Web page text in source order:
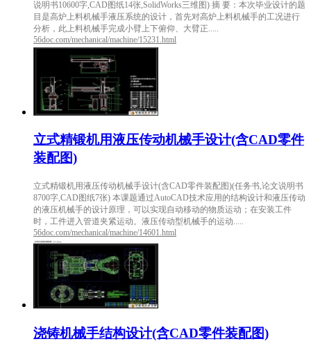
说明书10600字,CAD图纸14张,SolidWorks三维图) 摘 要：本次毕业设计的题
目是高炉上料机械手液压系统的设计，首先对高炉上料机械手的工况进行
分析，此上料机械手完成小臂上下俯仰、大臂正.....
56doc.com/mechanical/machine/15231.html
立式精锻机用液压传动机械手设计(含CAD零件
装配图)
立式精锻机用液压传动机械手设计(含CAD零件装配图)(任务书,论文说明书
8700字,CAD图纸7张) 本课题通过AutoCAD技术应用的结构设计和液压传动
的液压机械手的设计原理，可以实现自动移动的物质运动；在安装工件
时，工件进入管道夹紧运动。液压传动型机械手的运动.....
56doc.com/mechanical/machine/14601.html
浇铸机械手结构设计(含CAD零件装配图)